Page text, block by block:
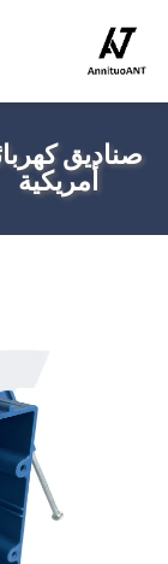
صناديق
أمريكية